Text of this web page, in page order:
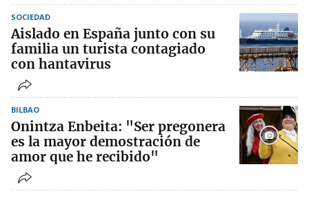
SOCIEDAD
Aislado en España junto con su
familia un turista contagiado
con hantavirus
BILBAO
Onintza Enbeita: "Ser pregonera
es la mayor demostración de
amor que he recibido"